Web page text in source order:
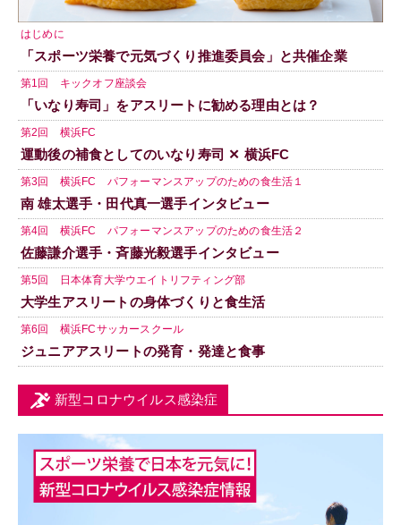
はじめに
「スポーツ栄養で元気づくり推進委員会」と共催企業
第1回 キックオフ座談会
「いなり寿司」をアスリートに勧める理由とは？
第2回 横浜FC
運動後の補食としてのいなり寿司 ✕ 横浜FC
第3回 横浜FC パフォーマンスアップのための食生活１
南 雄太選手・田代真一選手インタビュー
第4回 横浜FC パフォーマンスアップのための食生活２
佐藤謙介選手・斉藤光毅選手インタビュー
第5回 日本体育大学ウエイトリフティング部
大学生アスリートの身体づくりと食生活
第6回 横浜FCサッカースクール
ジュニアアスリートの発育・発達と食事
新型コロナウイルス感染症